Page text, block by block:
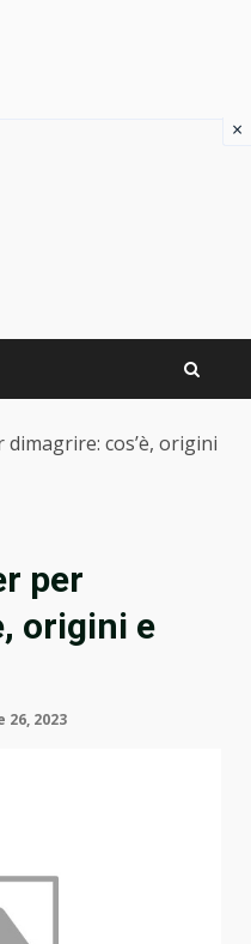
cos’è, origini
per
origini e
26, 2023
×